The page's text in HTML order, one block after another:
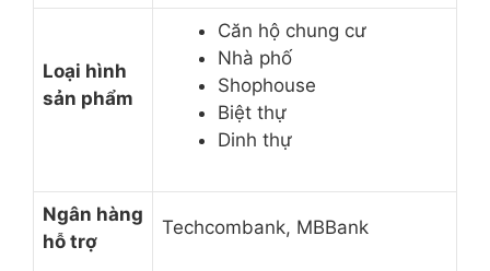
Loại hình
sản phẩm
Căn hộ chung cư
Nhà phố
Shophouse
Biệt thự
Dinh thự
Ngân hàng
hỗ trợ
Techcombank, MBBank